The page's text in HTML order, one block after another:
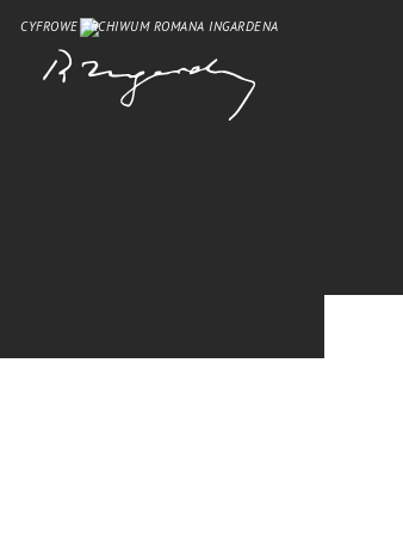
CYFROWE ARCHIWUM ROMANA INGARDENA